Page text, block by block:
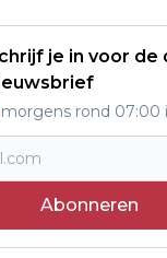
je in voor de
morgens rond 07:00
Abonneren